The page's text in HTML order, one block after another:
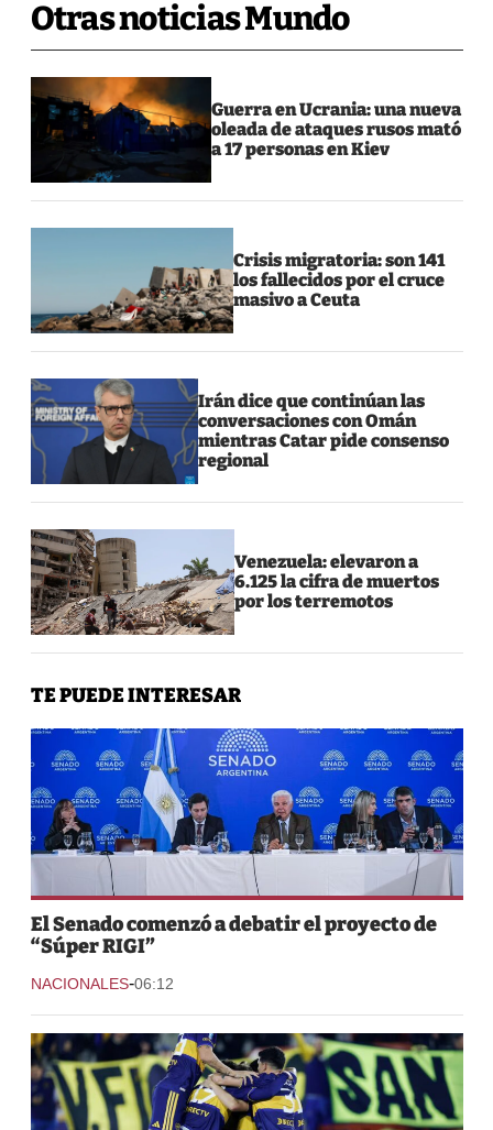
Otras noticias Mundo
Guerra en Ucrania: una nueva
oleada de ataques rusos mató
a 17 personas en Kiev
Crisis migratoria: son 141
los fallecidos por el cruce
masivo a Ceuta
Irán dice que continúan las
conversaciones con Omán
mientras Catar pide consenso
regional
Venezuela: elevaron a
6.125 la cifra de muertos
por los terremotos
TE PUEDE INTERESAR
El Senado comenzó a debatir el proyecto de
“Súper RIGI”
NACIONALES-06:12